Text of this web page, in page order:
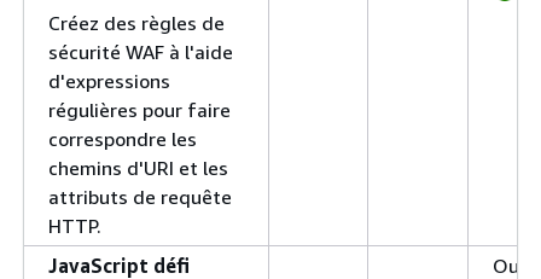
Créez des règles de
sécurité WAF à l'aide
d'expressions
régulières pour faire
correspondre les
chemins d'URI et les
attributs de requête
HTTP.
JavaScript défi
Oui